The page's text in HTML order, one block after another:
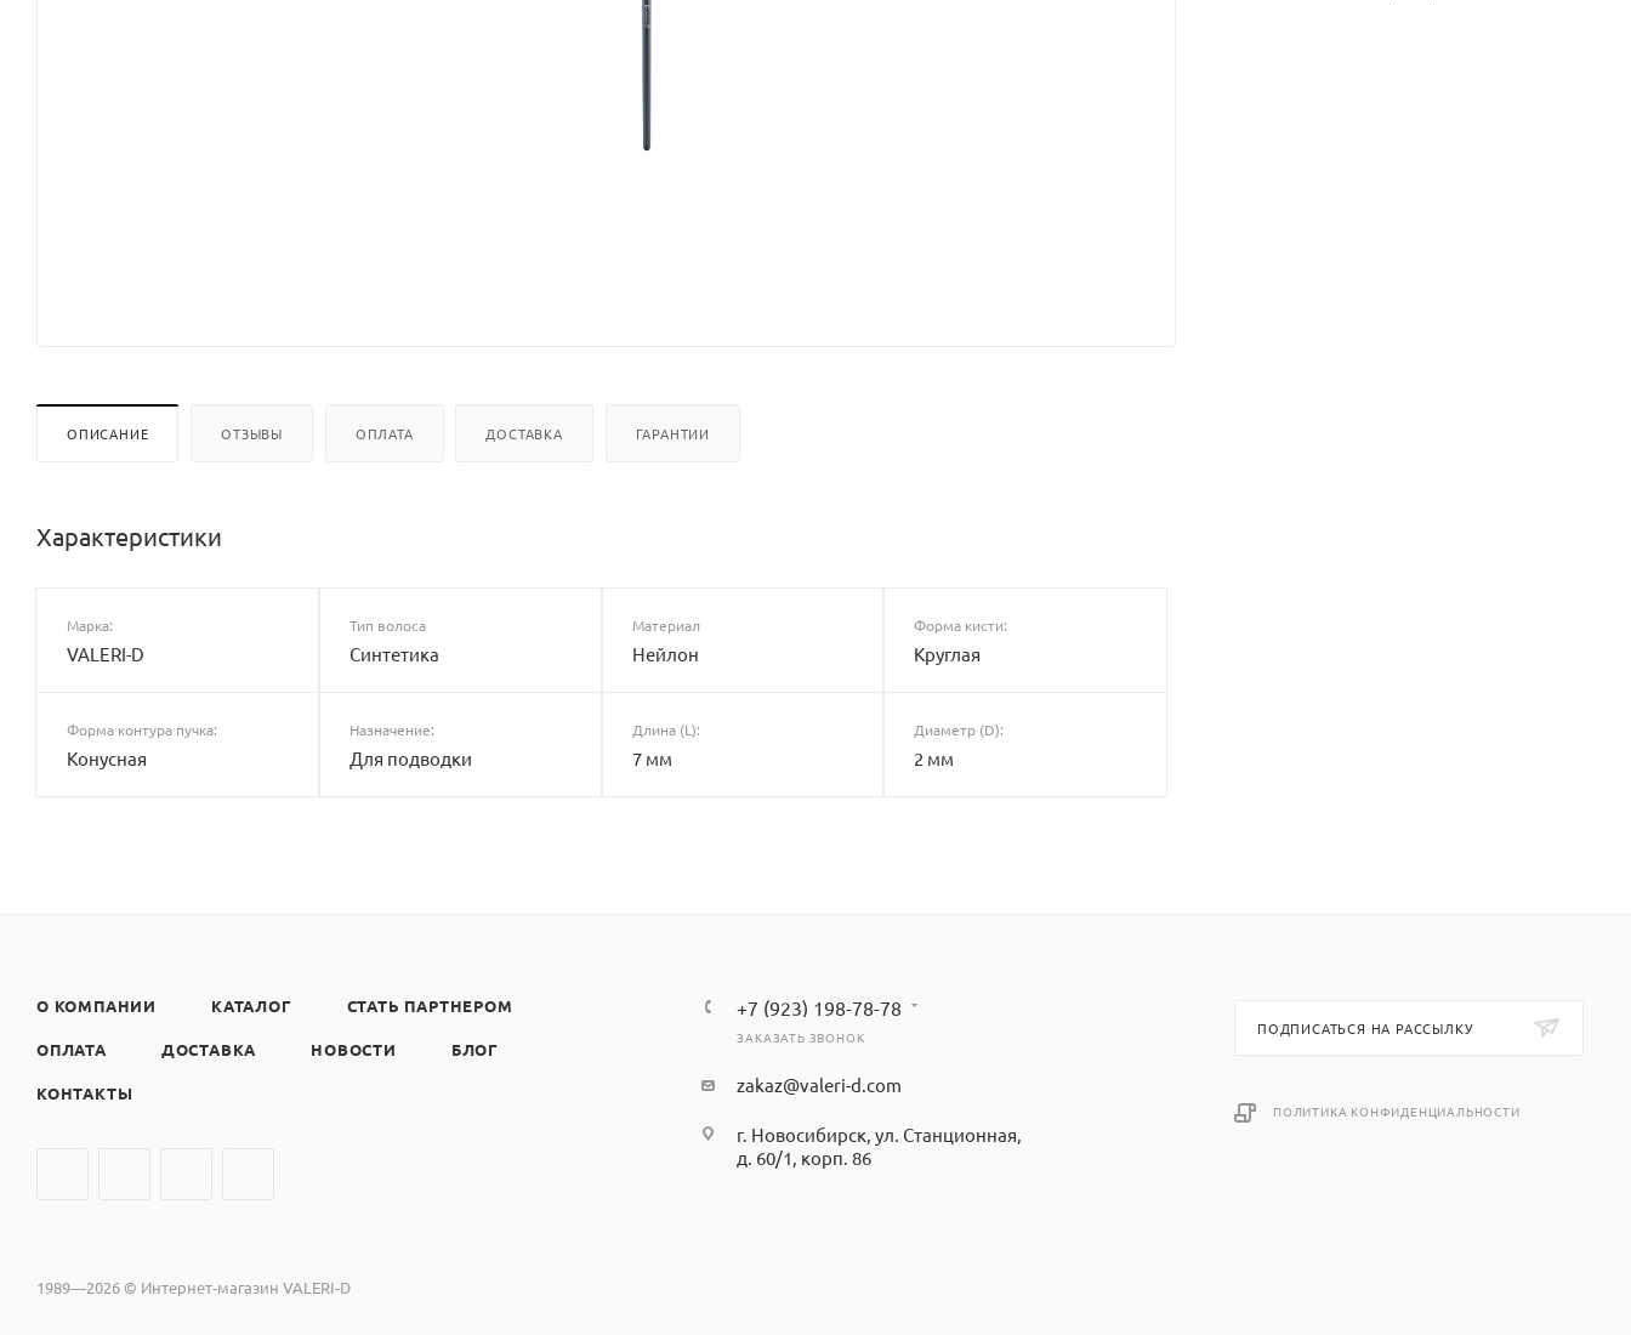
ОПИСАНИЕ ОТЗЫВЫ ОПЛАТА ДОСТАВКА ГАРАНТИИ
Характеристики
Марка:
VALERI-D
Тип волоса
Синтетика
Материал
Нейлон
Форма кисти:
Круглая
Форма контура пучка:
Конусная
Назначение:
Для подводки
Длина (L):
7 мм
Диаметр (D):
2 мм
О КОМПАНИИ КАТАЛОГ СТАТЬ ПАРТНЕРОМ
ОПЛАТА ДОСТАВКА НОВОСТИ БЛОГ
КОНТАКТЫ
+7 (923) 198-78-78
ЗАКАЗАТЬ ЗВОНОК
zakaz@valeri-d.com
г. Новосибирск, ул. Станционная,
д. 60/1, корп. 86
ПОДПИСАТЬСЯ НА РАССЫЛКУ
ПОЛИТИКА КОНФИДЕНЦИАЛЬНОСТИ
1989—2026 © Интернет-магазин VALERI-D